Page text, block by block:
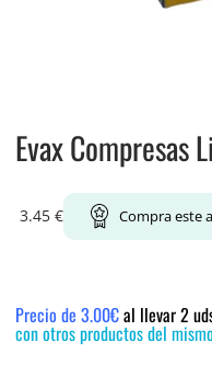
Evax Compresas
3.45 € Compra este
Precio de 3.00€al llevar 2
con otros productos del